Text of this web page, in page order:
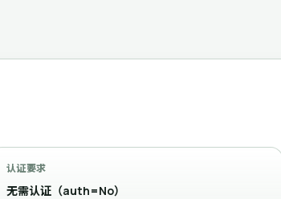
认证要求
无需认证（auth=No）